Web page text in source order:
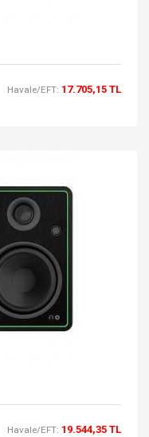
Havale/EFT: 17.705,15 TL
Havale/EFT: 19.544,35 TL